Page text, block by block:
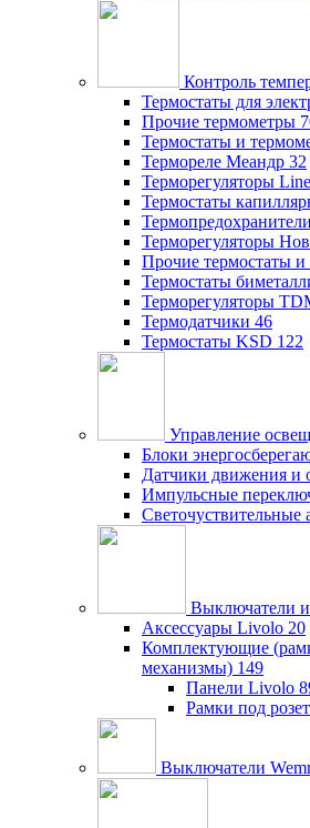
Контроль
Термостаты для
Прочие термометры
Термостаты и
Термореле Меандр 32
Терморегуляторы
Термостаты
Термопредохранители
Терморегуляторы
Прочие термостаты и
Термостаты
Терморегуляторы
Термодатчики 46
Термостаты KSD 122
Управление
Блоки
Датчики движения и
Импульсные
Светочуствительные
Выключатели
Аксессуары Livolo 20
Комплектующие
механизмы) 149
Панели Livolo
Рамки под
Выключатели